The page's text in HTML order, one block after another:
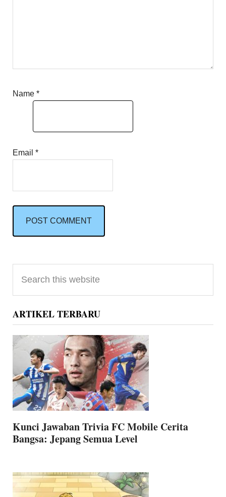
Name*
Email*
Primary
Sidebar
this
website
ARTIKEL TERBARU
Kunci Jawaban Trivia FC Mobile Cerita
Bangsa: Jepang Semua Level